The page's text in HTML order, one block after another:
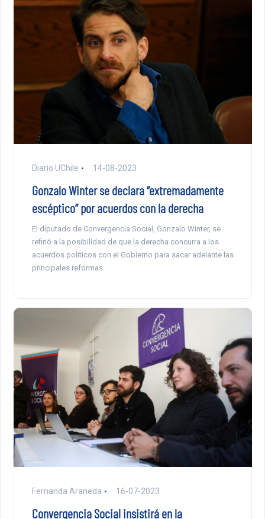
Diario UChile 14-08-2023
Gonzalo Winter se declara “extremadamente
escéptico” por acuerdos con la derecha
El diputado de Convergencia Social, Gonzalo Winter, se
refirió a la posibilidad de que la derecha concurra a los
acuerdos políticos con el Gobierno para sacar adelante las
principales reformas.
Fernanda Araneda 16-07-2023
Convergencia Social insistirá en la